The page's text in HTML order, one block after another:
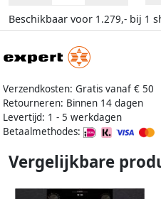
Beschikbaar voor 1.279,- bij 1
Verzendkosten: Gratis vanaf € 50
Retourneren: Binnen 14 dagen
Levertijd: 1 - 5 werkdagen
Betaalmethodes:
Vergelijkbare